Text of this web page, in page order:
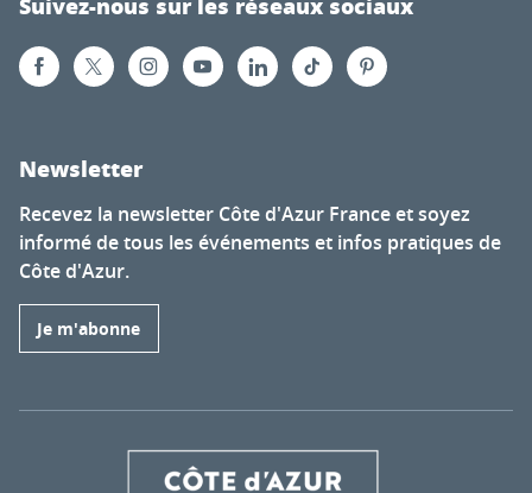
Suivez-nous sur les réseaux sociaux
Newsletter
Recevez la newsletter Côte d'Azur France et soyez
informé de tous les événements et infos pratiques de
Côte d'Azur.
Je m'abonne